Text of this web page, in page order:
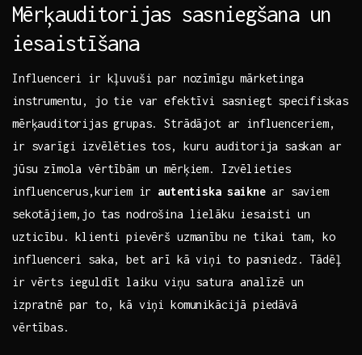
Mērķauditorijas sasniegšana‍ un
iesaistīšana
Influenceri ir kļuvuši par nozīmīgu mārketinga
instrumentu, jo tie‍ var efektīvi sasniegt ⁤specifiskas
mērķauditorijas ‌grupas. Strādājot ar influenceriem,
ir svarīgi‌ izvēlēties​ tos, kuru auditorija ⁤saskan ar​
jūsu zīmola vērtībām un ‌mērķiem. ‍Izvēlieties
⁢influencerus,kuriem ‌ir autentiska saiknear​ saviem​
sekotājiem,jo tas nodrošina lielāku iesaisti un
uzticību. klienti ​pievērš uzmanību ne tikai ‌tam, ko
influenceri saka, ⁣bet arī kā viņi to pasniedz. Tādēļ‍
ir⁤ vērts ieguldīt laiku viņu satura​ analīzē un
izpratnē par to, kā viņi komunikācijā piedāvā⁢
vērtības.